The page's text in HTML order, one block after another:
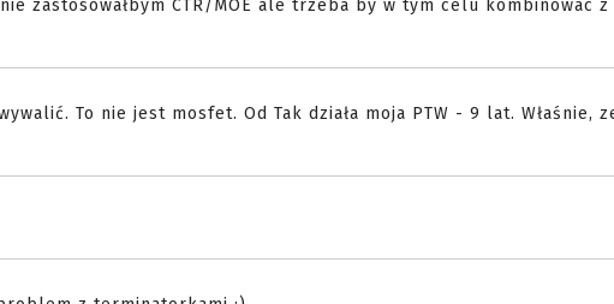
zastosowałbym CTR/MOE ale trzeba by w tym celu kombinowac
To nie jest mosfet. Od Tak działa moja PTW - 9 lat. Właśnie,